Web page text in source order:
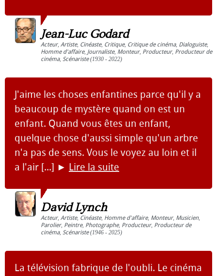
Jean-Luc Godard
Acteur, Artiste, Cinéaste, Critique, Critique de cinéma, Dialoguiste,
Homme d'affaire, Journaliste, Monteur, Producteur, Producteur de
cinéma, Scénariste(1930 - 2022)
J'aime les choses enfantines parce qu'il y a
beaucoup de mystère quand on est un
enfant. Quand vous êtes un enfant,
quelque chose d'aussi simple qu'un arbre
n'a pas de sens. Vous le voyez au loin et il
a l'air [...] ► Lire la suite
David Lynch
Acteur, Artiste, Cinéaste, Homme d'affaire, Monteur, Musicien,
Parolier, Peintre, Photographe, Producteur, Producteur de
cinéma, Scénariste(1946 - 2025)
La télévision fabrique de l'oubli. Le cinéma